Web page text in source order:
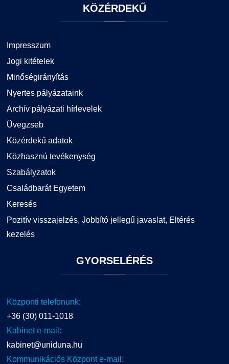
KÖZÉRDEKŰ
Impresszum
Jogi kitételek
Minőségirányítás
Nyertes pályázataink
Archív pályázati hírlevelek
Üvegzseb
Közérdekű adatok
Közhasznú tevékenység
Szabályzatok
Családbarát Egyetem
Keresés
Pozitív visszajelzés, Jobbító jellegű javaslat, Eltérés
kezelés
GYORSELÉRÉS
Központi telefonunk:
+36 (30) 011-1018
Kabinet e-mail:
kabinet@uniduna.hu
Kommunikációs Központ e-mail: